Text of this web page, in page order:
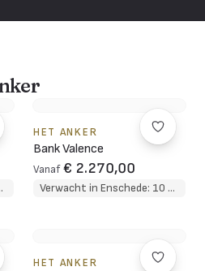
weken
HET ANKER
Bank Valence
Vanaf € 2.270,00
Verwacht in Enschede: 10 weken
HET ANKER